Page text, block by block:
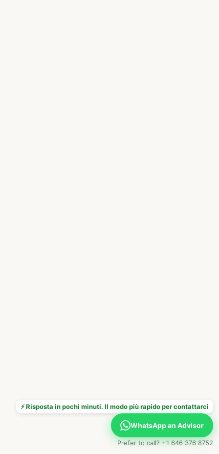
⚡ Risposta in pochi minuti. Il modo più rapido per contattarci
WhatsApp an Advisor
Prefer to call? +1 646 376 8752